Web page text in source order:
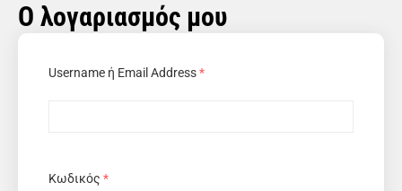
Ο λογαριασμός μου
Username ή Email Address*
Κωδικός*